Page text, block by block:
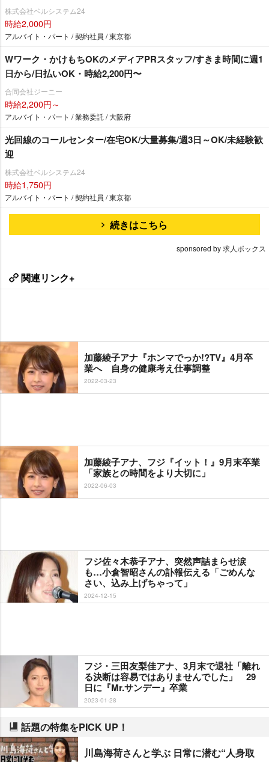
株式会社ベルシステム24
時給2,000円
アルバイト・パート / 契約社員 / 東京都
Wワーク・かけもちOKのメディアPRスタッフ/すきま時間に週1
日から/日払いOK・時給2,200円〜
合同会社ジーニー
時給2,200円～
アルバイト・パート / 業務委託 / 大阪府
光回線のコールセンター/在宅OK/大量募集/週3日～OK/未経験歓
迎
株式会社ベルシステム24
時給1,750円
アルバイト・パート / 契約社員 / 東京都
続きはこちら
sponsored by 求人ボックス
関連リンク+
加藤綾子アナ『ホンマでっか!?TV』4月卒
業へ 自身の健康考え仕事調整
2022-03-23
加藤綾子アナ、フジ『イット！』9月末卒業
「家族との時間をより大切に」
2022-06-03
フジ佐々木恭子アナ、突然声詰まらせ涙
も…小倉智昭さんの訃報伝える「ごめんな
さい、込み上げちゃって」
2024-12-15
フジ・三田友梨佳アナ、3月末で退社「離れ
る決断は容易ではありませんでした」 29
日に『Mr.サンデー』卒業
2023-01-28
話題の特集をPICK UP！
川島海荷さんと学ぶ 日常に潜む“人身取